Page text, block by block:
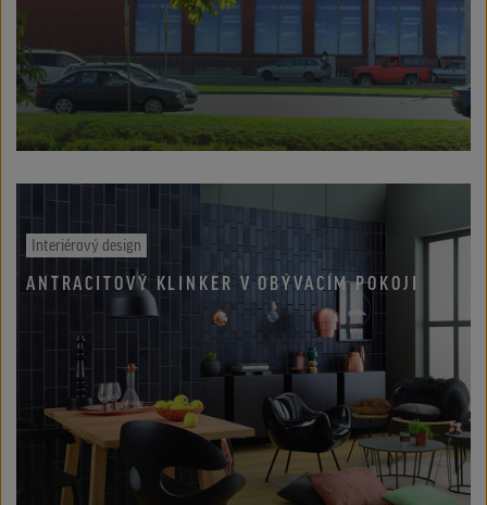
Interiérový design
ANTRACITOVÝ KLINKER V OBÝVACÍM POKOJI